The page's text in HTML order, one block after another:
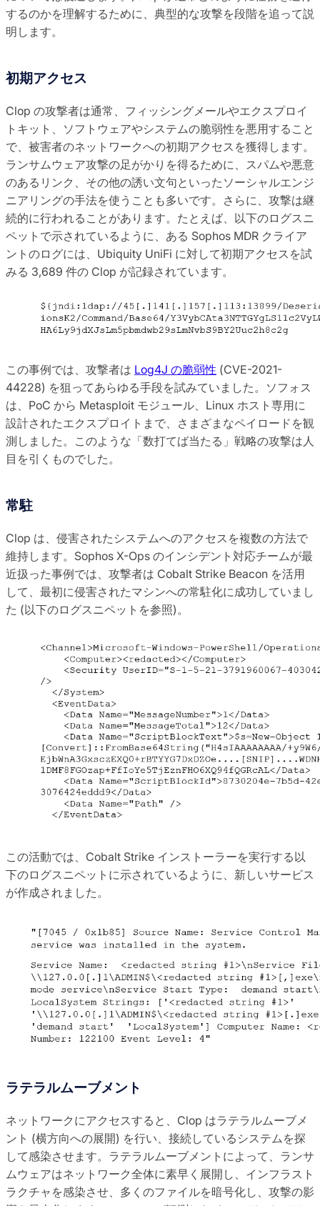
するのかを理解するために、典型的な攻撃を段階を追って説
明します。
初期アクセス
Clop の攻撃者は通常、フィッシングメールやエクスプロイ
トキット、ソフトウェアやシステムの脆弱性を悪用すること
で、被害者のネットワークへの初期アクセスを獲得します。
ランサムウェア攻撃の足がかりを得るために、スパムや悪意
のあるリンク、その他の誘い文句といったソーシャルエンジ
ニアリングの手法を使うことも多いです。さらに、攻撃は継
続的に行われることがあります。たとえば、以下のログスニ
ペットで示されているように、ある Sophos MDR クライア
ントのログには、Ubiquity UniFi に対して初期アクセスを試
みる 3,689 件の Clop が記録されています。
この事例では、攻撃者は Log4J の脆弱性 (CVE-2021-
44228) を狙ってあらゆる手段を試みていました。ソフォス
は、PoC から Metasploit モジュール、Linux ホスト専用に
設計されたエクスプロイトまで、さまざまなペイロードを観
測しました。このような「数打てば当たる」戦略の攻撃は人
目を引くものでした。
常駐
Clop は、侵害されたシステムへのアクセスを複数の方法で
維持します。Sophos X-Ops のインシデント対応チームが最
近扱った事例では、攻撃者は Cobalt Strike Beacon を活用
して、最初に侵害されたマシンへの常駐化に成功していまし
た (以下のログスニペットを参照)。
この活動では、Cobalt Strike インストーラーを実行する以
下のログスニペットに示されているように、新しいサービス
が作成されました。
ラテラルムーブメント
ネットワークにアクセスすると、Clop はラテラルムーブメ
ント (横方向への展開) を行い、接続しているシステムを探
して感染させます。ラテラルムーブメントによって、ランサ
ムウェアはネットワーク全体に素早く展開し、インフラスト
ラクチャを感染させ、多くのファイルを暗号化し、攻撃の影